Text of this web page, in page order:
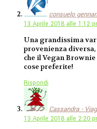
consuelo gennari
13 Aprile 2018 alle 1:12
Una grandissima
provenienza
che il Vegan
cose preferite!
Rispondi
Cassandra -
13 Aprile 2018 alle 2:20